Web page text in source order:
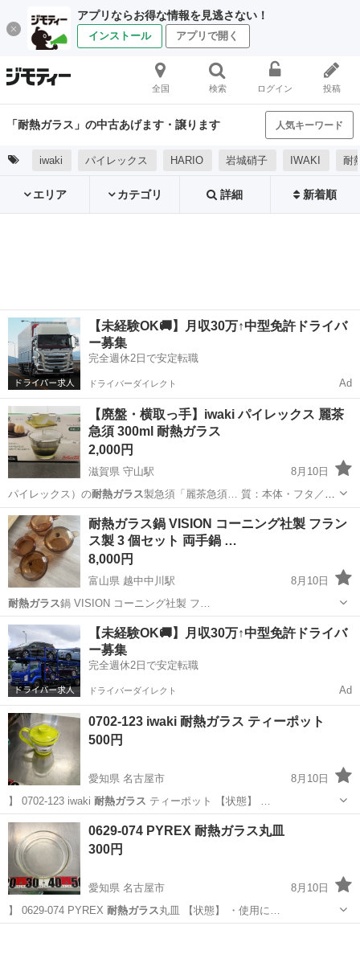
アプリならお得な情報を見逃さない！
インストール アプリで開く
全国 検索 ログイン 投稿
「耐熱ガラス」の中古あげます・譲ります 人気キーワード
iwaki パイレックス HARIO 岩城硝子 IWAKI 耐
エリア カテゴリ 詳細 新着順
【未経験OK🚚】月収30万↑中型免許ドライバ
ー募集
完全週休2日で安定転職
ドライバーダイレクト Ad
【廃盤・横取っ手】iwaki パイレックス 麗茶
急須 300ml 耐熱ガラス
2,000円
滋賀県 守山駅
8月10日
パイレックス）の耐熱ガラス製急須「麗茶急須… 質：本体・フタ／
熱ガラス
、 【商品の… #麗茶急須 #耐熱ガラス#急須 #ティ…
滋賀 守山市 守山駅 食器
耐熱ガラス鍋 VISION コーニング社製 フラン
ス製 3 個セット 両手鍋 …
8,000円
富山県 越中中川駅
8月10日
耐熱ガラス鍋 VISION コーニング社製 フ…
富山 高岡市 越中中川駅 その他
【未経験OK🚚】月収30万↑中型免許ドライバ
ー募集
完全週休2日で安定転職
ドライバーダイレクト Ad
0702-123 iwaki 耐熱ガラス ティーポット
500円
愛知県 名古屋市
8月10日
】 0702-123 iwaki 耐熱ガラス ティーポット 【状態】 …
愛知 名古屋市 リユース
0629-074 PYREX 耐熱ガラス丸皿
300円
愛知県 名古屋市
8月10日
】 0629-074 PYREX 耐熱ガラス 丸皿 【状態】 ・使用に…